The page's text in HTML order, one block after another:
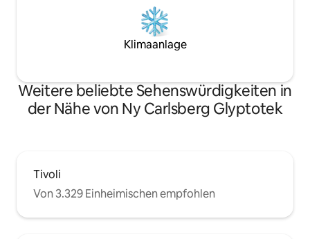
Klimaanlage
Weitere beliebte Sehenswürdigkeiten in
der Nähe von Ny Carlsberg Glyptotek
Tivoli
Von 3.329 Einheimischen empfohlen